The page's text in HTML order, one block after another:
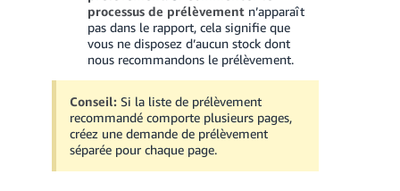
processus de prélèvementn’apparaît
pas dans le rapport, cela signifie que
vous ne disposez d’aucun stock dont
nous recommandons le prélèvement.
Conseil: Si la liste de prélèvement
recommandé comporte plusieurs pages,
créez une demande de prélèvement
séparée pour chaque page.